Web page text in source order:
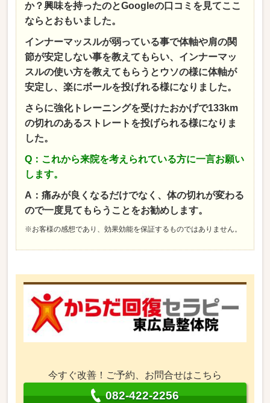
か？興味を持ったのとGoogleの口コミを見てここ
ならとおもいました。
インナーマッスルが弱っている事で体軸や肩の関
節が安定しない事を教えてもらい、インナーマッ
スルの使い方を教えてもらうとウソの様に体軸が
安定し、楽にボールを投げれる様になりました。
さらに強化トレーニングを受けたおかげで133km
の切れのあるストレートを投げられる様になりま
した。
Q：これから来院を考えられている方に一言お願い
します。
A：痛みが良くなるだけでなく、体の切れが変わる
ので一度見てもらうことをお勧めします。
※お客様の感想であり、効果効能を保証するものではありません。
今すぐ改善！ご予約、お問合せはこちら
082-422-2256